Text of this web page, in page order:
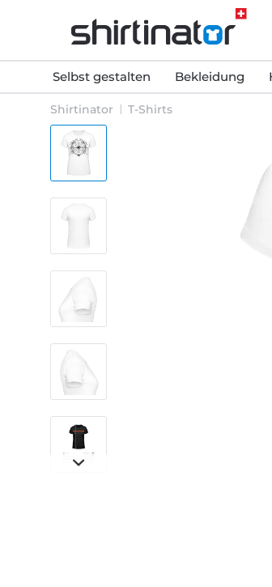
Selbst gestalten Bekleidung
Shirtinator T-Shirts